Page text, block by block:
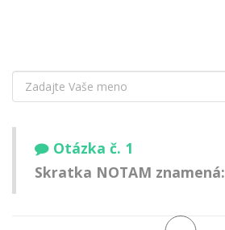
Vaše
meno:
Otázka č. 1
Skratka NOTAM znamená: